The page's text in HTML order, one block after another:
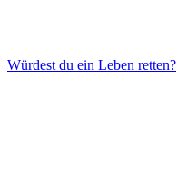
Würdest du ein Leben retten?